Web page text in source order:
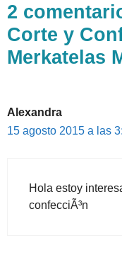
2
Corte y
Merkatelas
Alexandra
15 agosto 2015 a las
Hola estoy
confecciÃ³n